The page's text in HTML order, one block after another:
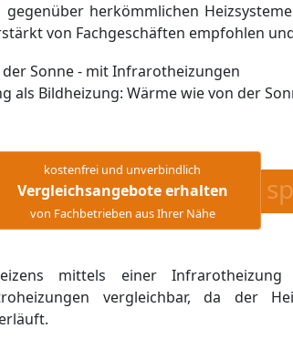
herkömmlichen
von Fachgeschäften empfohlen
als Bildheizung: Wärme wie von der
kostenfrei und unverbindlich
Vergleichsangebote erhalten
von Fachbetrieben aus Ihrer Nähe
mittels einer
vergleichbar, da der